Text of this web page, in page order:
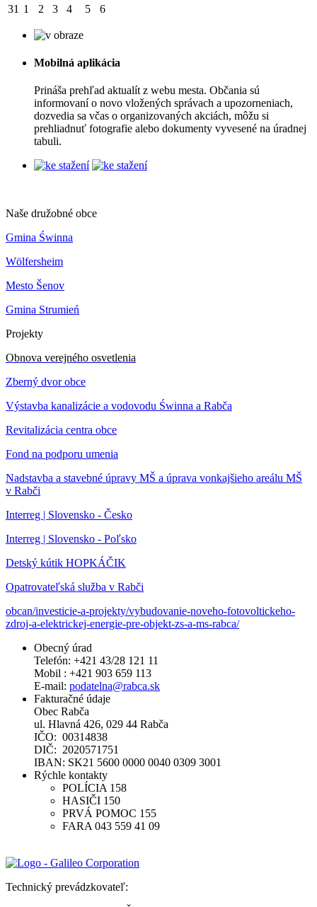
31 1 2 3 4 5 6
Mobilná aplikácia
Prináša prehľad aktualít z webu mesta. Občania sú
informovaní o novo vložených správach a upozorneniach,
dozvedia sa včas o organizovaných akciách, môžu si
prehliadnuť fotografie alebo dokumenty vyvesené na úradnej
tabuli.
Naše družobné obce
Gmina Świnna
Wölfersheim
Mesto Šenov
Gmina Strumień
Projekty
Obnova verejného osvetlenia
Zberný dvor obce
Výstavba kanalizácie a vodovodu Świnna a Rabča
Revitalizácia centra obce
Fond na podporu umenia
Nadstavba a stavebné úpravy MŠ a úprava vonkajšieho areálu MŠ
v Rabči
Interreg | Slovensko - Česko
Interreg | Slovensko - Poľsko
Detský kútik HOPKÁČIK
Opatrovateľská služba v Rabči
obcan/investicie-a-projekty/vybudovanie-noveho-fotovoltickeho-
zdroj-a-elektrickej-energie-pre-objekt-zs-a-ms-rabca/
Obecný úrad
Telefón: +421 43/28 121 11
Mobil : +421 903 659 113
E-mail: podatelna@rabca.sk
Fakturačné údaje
Obec Rabča
ul. Hlavná 426, 029 44 Rabča
IČO: 00314838
DIČ: 2020571751
IBAN: SK21 5600 0000 0040 0309 3001
Rýchle kontakty
POLÍCIA 158
HASIČI 150
PRVÁ POMOC 155
FARA 043 559 41 09
Technický prevádzkovateľ: